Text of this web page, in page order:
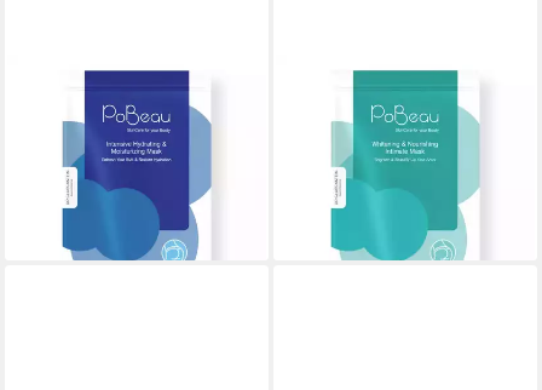
Pomaske POBEAU - Intensive
Hydrating & Moisturizing
Mask 12 ml
16,57 €
(1.380,83 €/ 1 l)
lieferbar - in 4-5 Werktagen bei dir
Pomaske POBEAU -
Whitening & Nourishing
Intimate Mask 12 ml
14,90 €
(1.241,67 €/ 1 l)
lieferbar - in 4-5 Werktagen bei dir